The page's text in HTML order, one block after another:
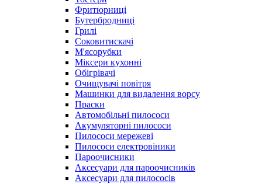
Фритюрниці
Бутербродниці
Грилі
Соковитискачі
М'ясорубки
Міксери кухонні
Обігрівачі
Очищувачі повітря
Машинки для видалення ворсу
Праски
Автомобільні пилососи
Акумуляторні пилососи
Пилососи мережеві
Пилососи електровіники
Пароочисники
Аксесуари для пароочисників
Аксесуари для пилососів